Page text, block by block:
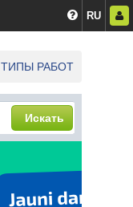
RU
ТИПЫ РАБОТ
Искать